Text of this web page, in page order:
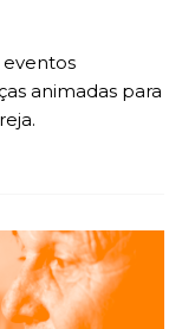
animadas para